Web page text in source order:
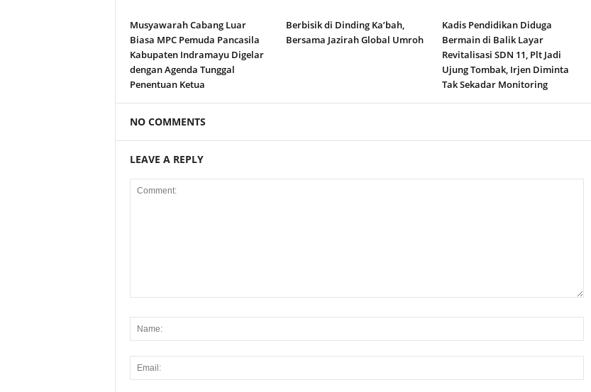
Musyawarah Cabang Luar
Biasa MPC Pemuda Pancasila
Kabupaten Indramayu Digelar
dengan Agenda Tunggal
Penentuan Ketua
Berbisik di Dinding Ka’bah,
Bersama Jazirah Global Umroh
Kadis Pendidikan Diduga
Bermain di Balik Layar
Revitalisasi SDN 11, Plt Jadi
Ujung Tombak, Irjen Diminta
Tak Sekadar Monitoring
NO COMMENTS
LEAVE A REPLY